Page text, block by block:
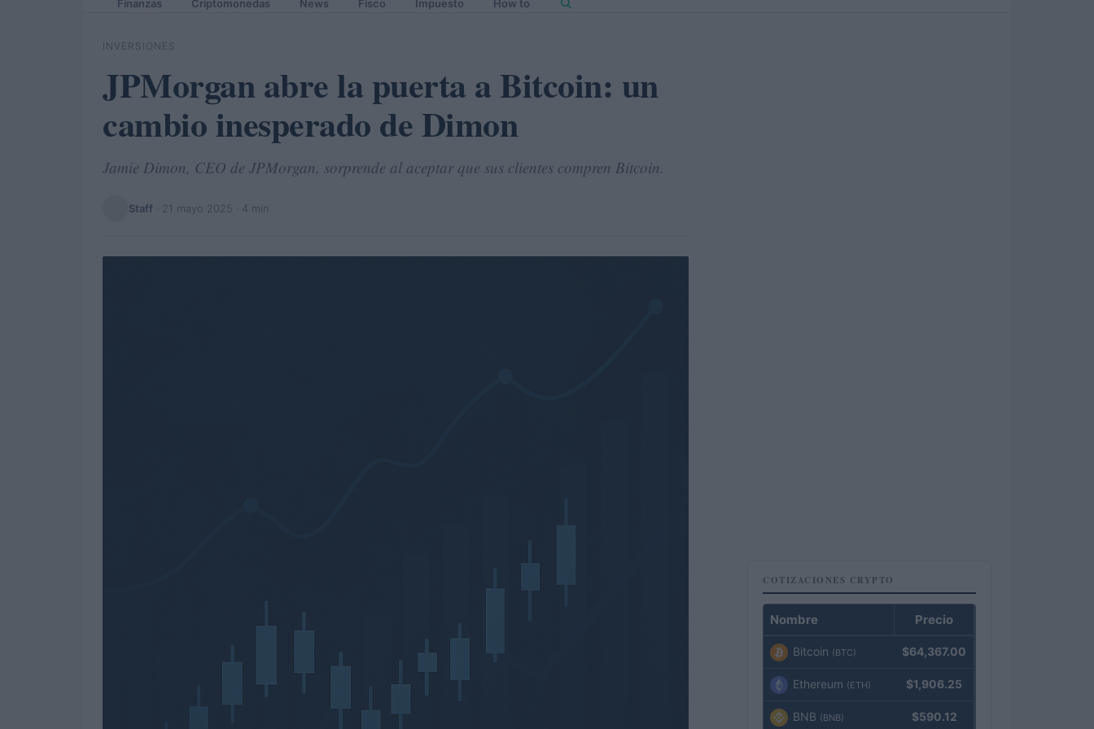
Finanzas Criptomonedas News Fisco Impuesto How to
INVERSIONES
JPMorgan abre la puerta a Bitcoin: un
cambio inesperado de Dimon
Jamie Dimon, CEO de JPMorgan, sorprende al aceptar que sus clientes compren Bitcoin.
Staff 21 mayo 2025 · 4 min
COTIZACIONES CRYPTO
Nombre Precio
Bitcoin (BTC) $64,367.00
Ethereum (ETH) $1,906.25
BNB (BNB) $590.12